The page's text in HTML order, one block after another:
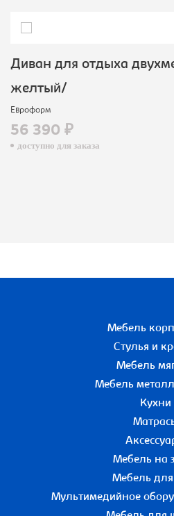
Диван для отдыха
желтый/
Евроформ
56 390 ₽
доступно для заказа
Мебель
Стулья и
Мебель
Мебель
Кухни
Мебель на
Мебель
Мультимедийное